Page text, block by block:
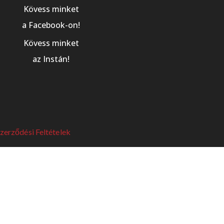
Kövess minket
a Facebook-on!
Kövess minket
az Instán!
Feltételek